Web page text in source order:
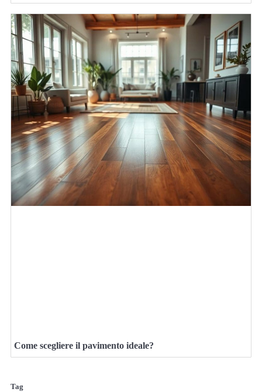
Come scegliere il pavimento ideale?
Tag